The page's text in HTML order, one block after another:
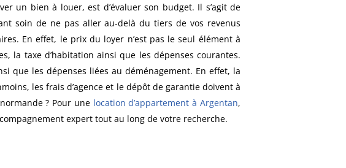
un bien à louer, est d’évaluer son budget. Il s’agit de
soin de ne pas aller au-delà du tiers de vos revenus
En effet, le prix du loyer n’est pas le seul élément à
la taxe d’habitation ainsi que les dépenses courantes.
que les dépenses liées au déménagement. En effet, la
les frais d’agence et le dépôt de garantie doivent à
? Pour une location d’appartement à Argentan,
expert tout au long de votre recherche.